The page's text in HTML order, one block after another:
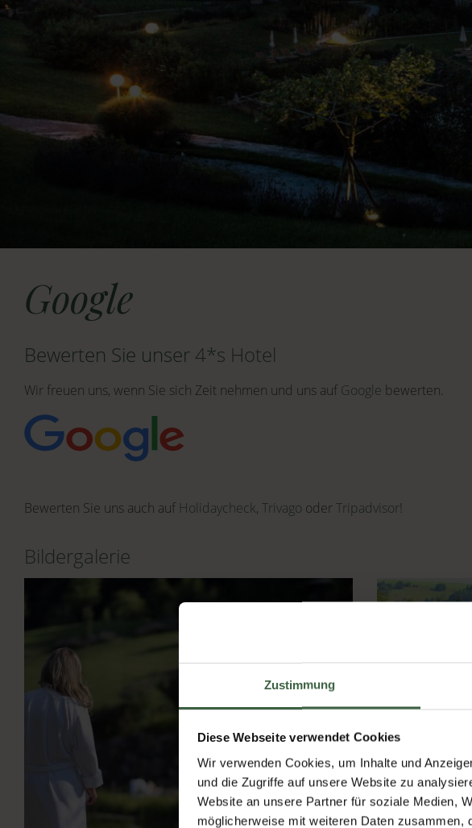
Zustimmung
Diese Webseite verwendet Cookies
Wir verwenden Cookies, um Inhalte und
und die Zugriffe auf unsere Website zu
Website an unsere Partner für soziale Medien,
möglicherweise mit weiteren Daten zusammen,
Google
Bewerten Sie unser 4*s Hotel
Wir freuen uns, wenn Sie sich Zeit nehmen und uns auf Google bewerten.
Bewerten Sie uns auch auf Holidaycheck, Trivago oderTripadvisor!
Bildergalerie